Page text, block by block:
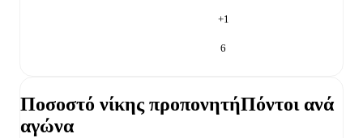
+1
6
Ποσοστό νίκης προπονητήΠόντοι ανά
αγώνα